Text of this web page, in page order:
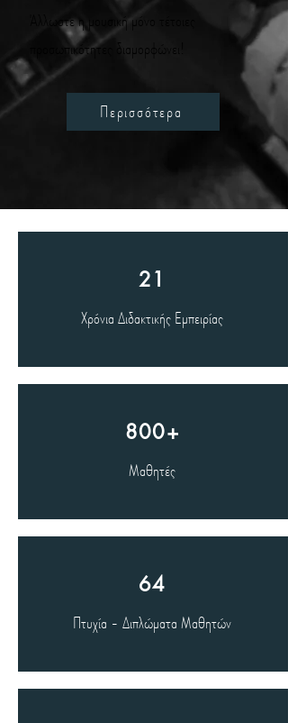
Άλλωστε η μουσική μόνο τέτοιες
προσωπικότητες διαμορφώνει!
Περισσότερα
21
Χρόνια Διδακτικής Εμπειρίας
800+
Μαθητές
64
Πτυχία - Διπλώματα Μαθητών